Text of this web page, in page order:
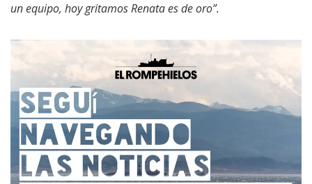
un equipo, hoy gritamos Renata es de oro”.